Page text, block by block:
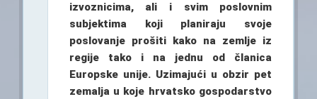
izvoznicima, ali i svim poslovnim
subjektima koji planiraju svoje
poslovanje prošiti kako na zemlje iz
regije tako i na jednu od članica
Europske unije. Uzimajući u obzir pet
zemalja u koje hrvatsko gospodarstvo